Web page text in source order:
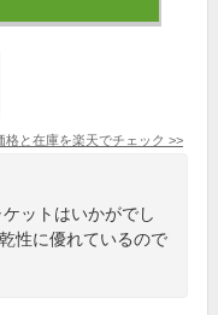
格と在庫を楽天でチェック >>
ットはいかがでし
性に優れているので